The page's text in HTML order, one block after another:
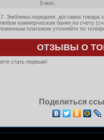
0 мес.
Эмблема передняя, доставка товара
любом коммерческом банке по счету
платежом уточняйте по
ОТЗЫВЫ О
стать первым!
Поделиться